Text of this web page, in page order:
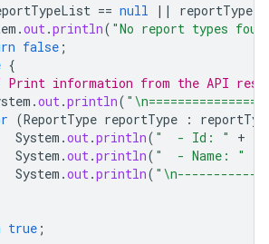
== null ||
.out.println( "No report types
false ;
{
information from the API
.out.println(
(ReportType reportType :
System .out.println( "  - Id: " +
System .out.println( "  - Name: "
System .out.println(
true ;